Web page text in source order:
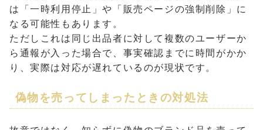
は「一時利用停止」や「販売ページの強制削除」に
なる可能性もあります。
ただしこれは同じ出品者に対して複数のユーザーか
ら通報が入った場合で、事実確認までに時間がかか
り、実際は対応が遅れているのが現状です。
偽物を売ってしまったときの対処法